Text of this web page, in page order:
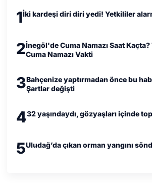
1İki kardeşi diri diri yedi! Yetkililer
2İnegöl'de Cuma Namazı Saat
Cuma Namazı Vakti
3Bahçenize yaptırmadan önce bu
Şartlar değişti
432 yaşındaydı, gözyaşları içinde
5Uludağ’da çıkan orman yangını